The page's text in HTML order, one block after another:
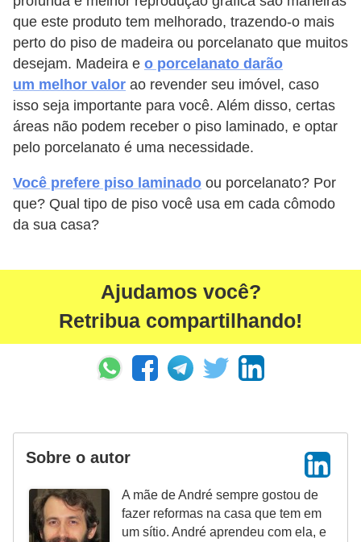
que este produto tem melhorado, trazendo-o mais
perto do piso de madeira ou porcelanato que muitos
desejam. Madeira e o porcelanato darão
um melhor valor ao revender seu imóvel, caso
isso seja importante para você. Além disso, certas
áreas não podem receber o piso laminado, e optar
pelo porcelanato é uma necessidade.
Você prefere piso laminado ou porcelanato? Por
que? Qual tipo de piso você usa em cada cômodo
da sua casa?
Ajudamos você?
Retribua compartilhando!
Sobre o autor
A mãe de André sempre gostou de
fazer reformas na casa que tem em
um sítio. André aprendeu com ela, e